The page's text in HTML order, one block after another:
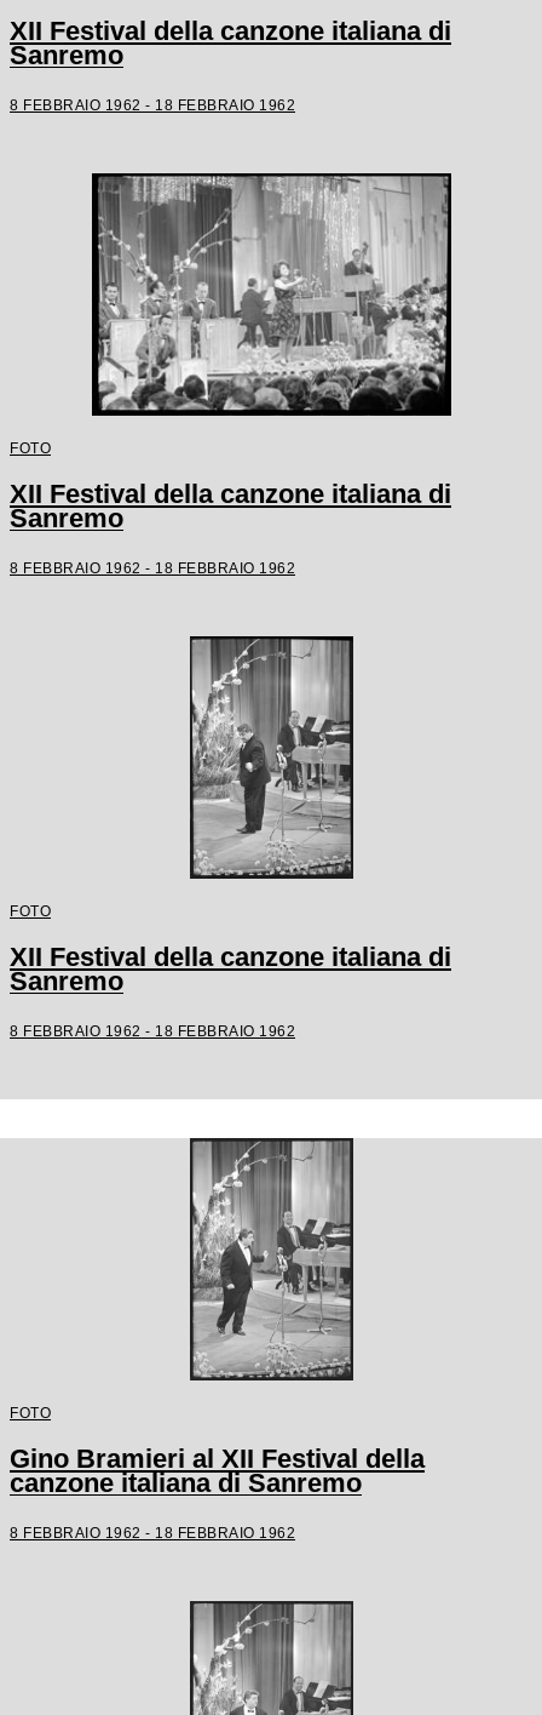
XII Festival della canzone italiana di
Sanremo
8 FEBBRAIO 1962 - 18 FEBBRAIO 1962
FOTO
XII Festival della canzone italiana di
Sanremo
8 FEBBRAIO 1962 - 18 FEBBRAIO 1962
FOTO
XII Festival della canzone italiana di
Sanremo
8 FEBBRAIO 1962 - 18 FEBBRAIO 1962
FOTO
Gino Bramieri al XII Festival della
canzone italiana di Sanremo
8 FEBBRAIO 1962 - 18 FEBBRAIO 1962